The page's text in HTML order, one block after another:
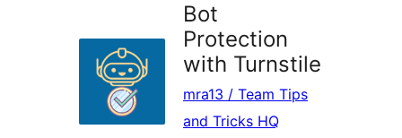
Bot
Protection
with Turnstile
mra13 / Team Tips
and Tricks HQ